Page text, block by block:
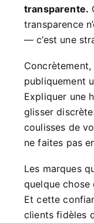
transparente.
transparence
— c’est une
publiquement
Expliquer une
glisser
coulisses de
ne faites pas
Les marques
quelque chose
Et cette
clients fidèles